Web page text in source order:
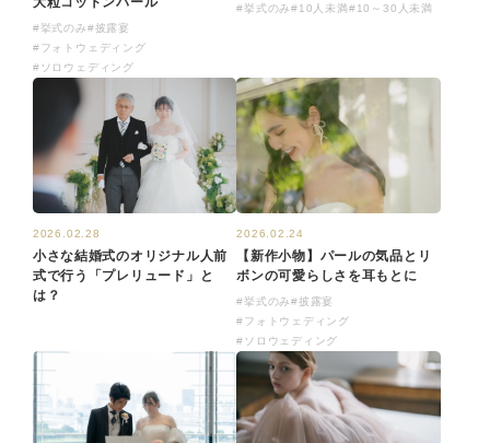
#挙式のみ#披露宴
#フォトウェディング
#ソロウェディング
#挙式のみ#10人未満#10～30人未満
2026.02.28
小さな結婚式のオリジナル人前
式で行う「プレリュード」と
は？
2026.02.24
【新作小物】パールの気品とリ
ボンの可愛らしさを耳もとに
#挙式のみ#披露宴
#フォトウェディング
#ソロウェディング